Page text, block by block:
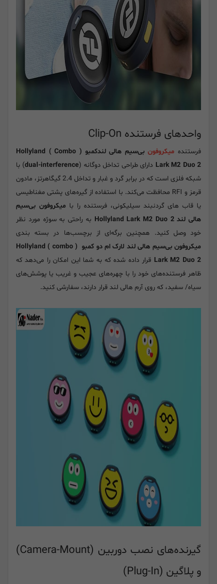
واحدهای فرستنده Clip-On
فرستنده میکروفون
بی‌سیم هالی لندکمبو ( Combo ) Hollyland
Lark M2 Duo 2 دارای طراحی تداخل دوگانه (dual-interference) با
شبکه فلزی است که در برابر گرد و غبار و تداخل 2.4 گیگاهرتز، مادون
قرمز و RFI محافظت می‌کند. با استفاده از گیره‌های پشتی مغناطیسی
یا قاب های گردنبند سیلیکونی، فرستنده را با میکروفون بی‌سیم
هالی لند Hollyland Lark M2 Duo 2
به راحتی به سوژه مورد نظر
خود وصل کنید. همچنین برگه‌ای از برچسب‌ها در بسته بندی
میکروفون بی‌سیم هالی لند لارک ام دو کمبو ( combo ) Hollyland
Lark M2 Duo 2 قرار داده شده که به شما این امکان را می‌دهد که
ظاهر فرستنده‌های خود را با چهره‌های عجیب و غریب یا پوشش‌های
سیاه/ سفید، که روی آرم هالی لند قرار دارند، سفارشی کنید.
گیرنده‌های نصب دوربین (Camera-Mount)
و پلاگین (Plug-In)